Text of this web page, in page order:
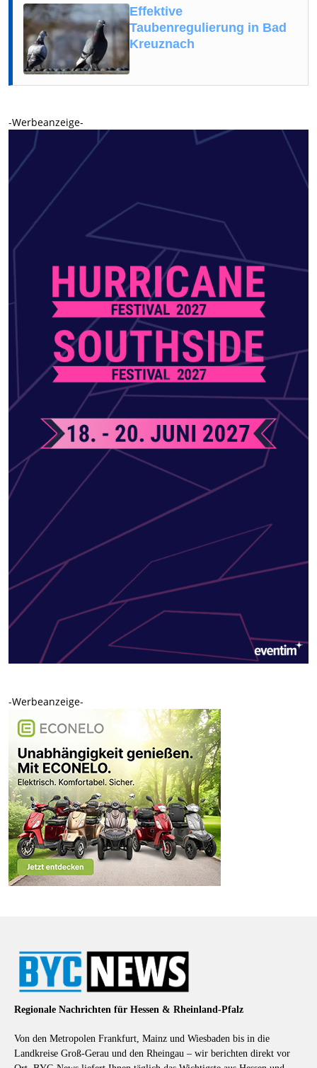
Effektive
Taubenregulierung in Bad
Kreuznach
-Werbeanzeige-
-Werbeanzeige-
Regionale Nachrichten für Hessen & Rheinland-Pfalz
Von den Metropolen Frankfurt, Mainz und Wiesbaden bis in die
Landkreise Groß-Gerau und den Rheingau – wir berichten direkt vor